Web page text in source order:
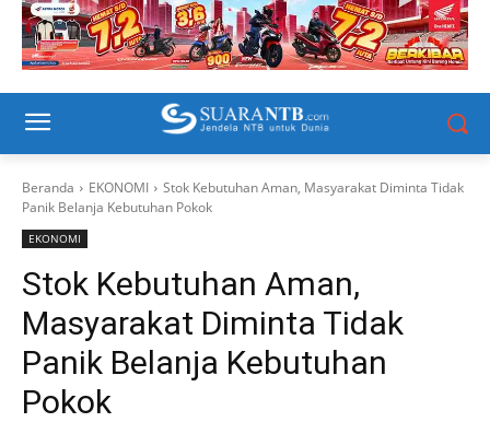
Beranda EKONOMI
Stok Kebutuhan Aman, Masyarakat Diminta Tidak
Panik Belanja Kebutuhan Pokok
EKONOMI
Stok Kebutuhan Aman,
Masyarakat Diminta Tidak
Panik Belanja Kebutuhan
Pokok